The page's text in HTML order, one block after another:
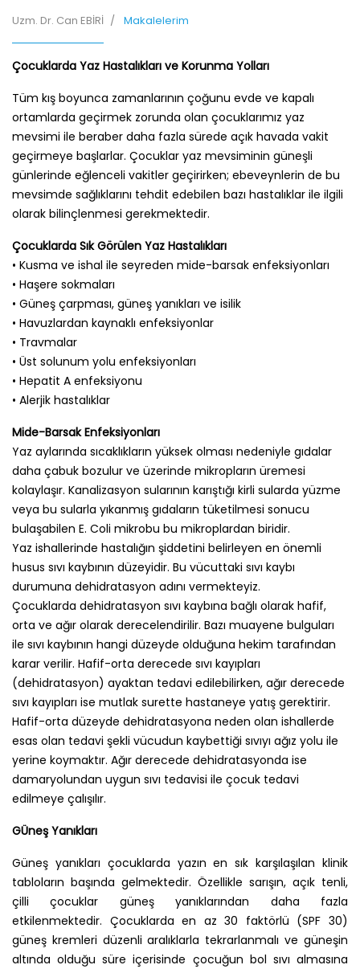
Uzm. Dr. Can EBİRİ Makalelerim
Çocuklarda Yaz Hastalıkları ve Korunma Yolları
Tüm kış boyunca zamanlarının çoğunu evde ve kapalı
ortamlarda geçirmek zorunda olan çocuklarımız yaz
mevsimi ile beraber daha fazla sürede açık havada vakit
geçirmeye başlarlar. Çocuklar yaz mevsiminin güneşli
günlerinde eğlenceli vakitler geçirirken; ebeveynlerin de bu
mevsimde sağlıklarını tehdit edebilen bazı hastalıklar ile ilgili
olarak bilinçlenmesi gerekmektedir.
Çocuklarda Sık Görülen Yaz Hastalıkları
• Kusma ve ishal ile seyreden mide-barsak enfeksiyonları
• Haşere sokmaları
• Güneş çarpması, güneş yanıkları ve isilik
• Havuzlardan kaynaklı enfeksiyonlar
• Travmalar
• Üst solunum yolu enfeksiyonları
• Hepatit A enfeksiyonu
• Alerjik hastalıklar
Mide-Barsak Enfeksiyonları
Yaz aylarında sıcaklıkların yüksek olması nedeniyle gıdalar
daha çabuk bozulur ve üzerinde mikropların üremesi
kolaylaşır. Kanalizasyon sularının karıştığı kirli sularda yüzme
veya bu sularla yıkanmış gıdaların tüketilmesi sonucu
bulaşabilen E. Coli mikrobu bu mikroplardan biridir.
Yaz ishallerinde hastalığın şiddetini belirleyen en önemli
husus sıvı kaybının düzeyidir. Bu vücuttaki sıvı kaybı
durumuna dehidratasyon adını vermekteyiz.
Çocuklarda dehidratasyon sıvı kaybına bağlı olarak hafif,
orta ve ağır olarak derecelendirilir. Bazı muayene bulguları
ile sıvı kaybının hangi düzeyde olduğuna hekim tarafından
karar verilir. Hafif-orta derecede sıvı kayıpları
(dehidratasyon) ayaktan tedavi edilebilirken, ağır derecede
sıvı kayıpları ise mutlak surette hastaneye yatış gerektirir.
Hafif-orta düzeyde dehidratasyona neden olan ishallerde
esas olan tedavi şekli vücudun kaybettiği sıvıyı ağız yolu ile
yerine koymaktır. Ağır derecede dehidratasyonda ise
damaryolundan uygun sıvı tedavisi ile çocuk tedavi
edilmeye çalışılır.
GÜneş Yanıkları
Güneş yanıkları çocuklarda yazın en sık karşılaşılan klinik
tabloların başında gelmektedir. Özellikle sarışın, açık tenli,
çilli çocuklar güneş yanıklarından daha fazla
etkilenmektedir. Çocuklarda en az 30 faktörlü (SPF 30)
güneş kremleri düzenli aralıklarla tekrarlanmalı ve güneşin
altında olduğu süre içerisinde çocuğun bol sıvı almasına